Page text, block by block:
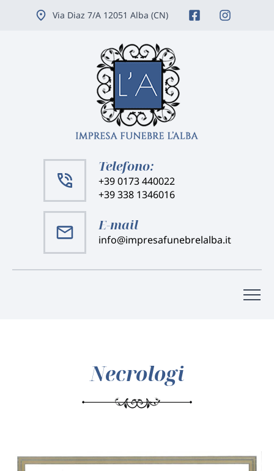
Via Diaz 7/A 12051 Alba (CN)
Telefono:
+39 0173 440022
+39 338 1346016
E-mail
info@impresafunebrelalba.it
Necrologi